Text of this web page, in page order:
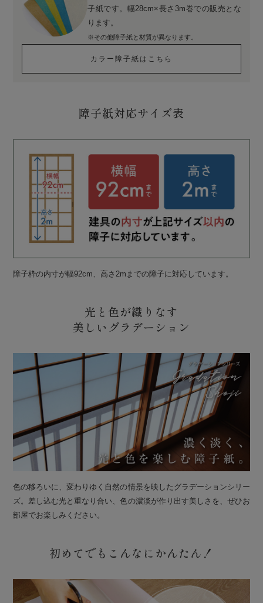
子紙です。幅28cm×長さ3m巻での販売とな
ります。
※その他障子紙と材質が異なります。
カラー障子紙はこちら
障子紙対応サイズ表
障子枠の内寸が幅92cm、高さ2mまでの障子に対応しています。
光と色が織りなす
美しいグラデーション
色の移ろいに、変わりゆく自然の情景を映したグラデーションシリー
ズ。差し込む光と重なり合い、色の濃淡が作り出す美しさを、ぜひお
部屋でお楽しみください。
初めてでもこんなにかんたん！